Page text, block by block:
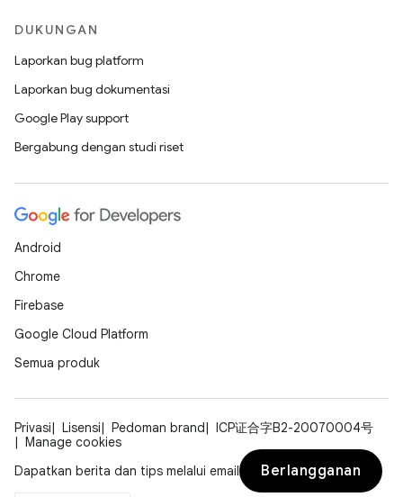
DUKUNGAN
Laporkan bug platform
Laporkan bug dokumentasi
Google Play support
Bergabung dengan studi riset
Android
Chrome
Firebase
Google Cloud Platform
Semua produk
Privasi Lisensi Pedoman brand
ICP证合字B2-20070004号
Manage cookies
Dapatkan berita dan tips melalui email
Berlangganan